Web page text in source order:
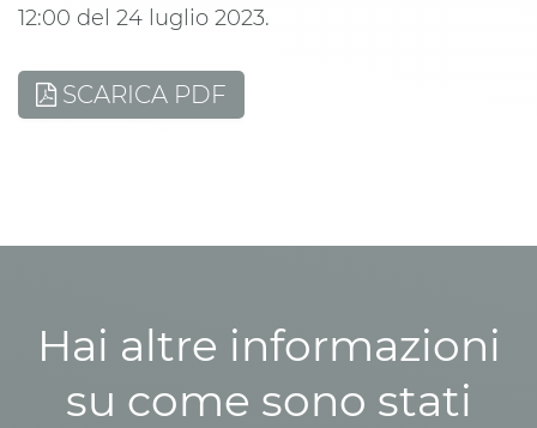
12:00 del 24 luglio 2023.
SCARICA PDF
Hai altre informazioni
su come sono stati